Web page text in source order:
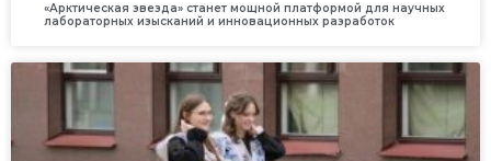
«Арктическая звезда» станет мощной платформой для научных
лабораторных изысканий и инновационных разработок